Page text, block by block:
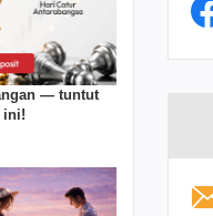
— tuntut
ini!